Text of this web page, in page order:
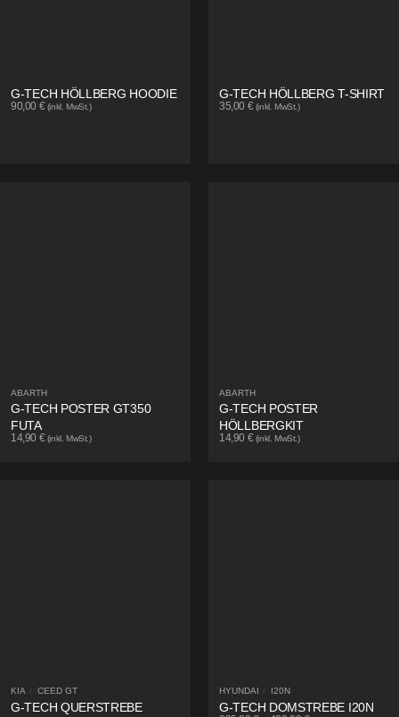
G-TECH HÖLLBERG HOODIE
90,00 € (inkl. MwSt.)
G-TECH HÖLLBERG T-SHIRT
35,00 € (inkl. MwSt.)
ABARTH
G-TECH POSTER GT350
FUTA
14,90 € (inkl. MwSt.)
ABARTH
G-TECH POSTER
HÖLLBERGKIT
14,90 € (inkl. MwSt.)
KIA / CEED GT
G-TECH QUERSTREBE
HYUNDAI / I20N
G-TECH DOMSTREBE I20N